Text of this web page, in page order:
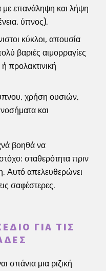
με επανάληψη και λήψη
ύπνος).
κύκλοι, απουσία
βαριές αιμορραγίες
ή προλακτινική
χρήση ουσιών,
και
βοηθά να
σταθερότητα πριν
Αυτό απελευθερώνει
σαφέστερες.
ΓΙΑ ΤΙΣ
σπάνια μια ριζική